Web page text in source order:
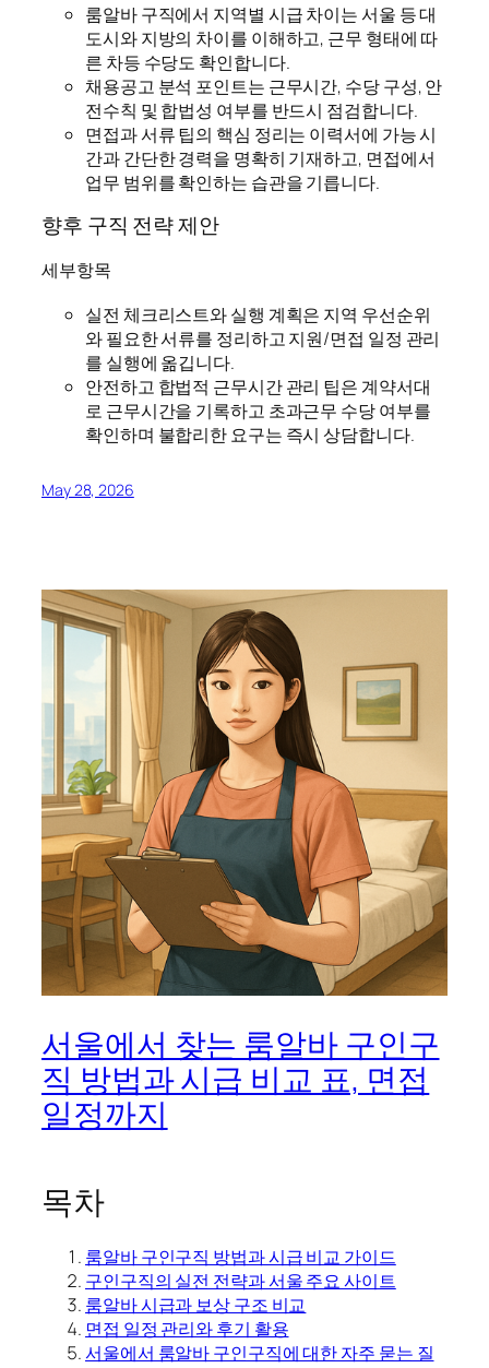
룸알바 구직에서 지역별 시급 차이는 서울 등 대
도시와 지방의 차이를 이해하고, 근무 형태에 따
른 차등 수당도 확인합니다.
채용공고 분석 포인트는 근무시간, 수당 구성, 안
전수칙 및 합법성 여부를 반드시 점검합니다.
면접과 서류 팁의 핵심 정리는 이력서에 가능 시
간과 간단한 경력을 명확히 기재하고, 면접에서
업무 범위를 확인하는 습관을 기릅니다.
향후 구직 전략 제안
세부항목
실전 체크리스트와 실행 계획은 지역 우선순위
와 필요한 서류를 정리하고 지원/면접 일정 관리
를 실행에 옮깁니다.
안전하고 합법적 근무시간 관리 팁은 계약서대
로 근무시간을 기록하고 초과근무 수당 여부를
확인하며 불합리한 요구는 즉시 상담합니다.
May 28, 2026
서울에서 찾는 룸알바 구인구
직 방법과 시급 비교 표, 면접
일정까지
목차
룸알바 구인구직 방법과 시급 비교 가이드
구인구직의 실전 전략과 서울 주요 사이트
룸알바 시급과 보상 구조 비교
면접 일정 관리와 후기 활용
서울에서 룸알바 구인구직에 대한 자주 묻는 질